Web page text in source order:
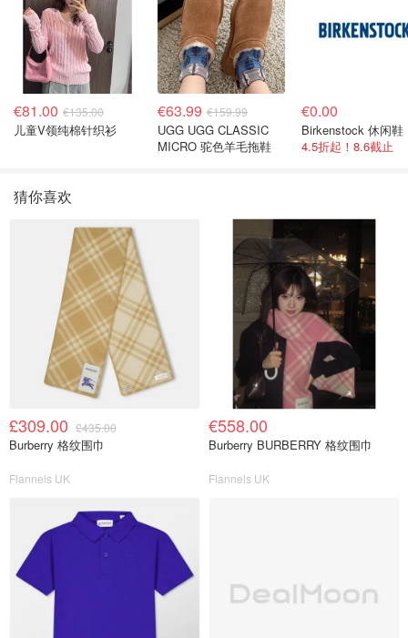
€81.00 €135.00
儿童V领纯棉针织衫
€63.99 €159.99
UGG UGG CLASSIC
MICRO 驼色羊毛拖鞋
€0.00
Birkenstock 休闲鞋
4.5折起！8.6截止
猜你喜欢
£309.00 £435.00
Burberry 格纹围巾
Flannels UK
€558.00
Burberry BURBERRY 格纹围巾
Flannels UK